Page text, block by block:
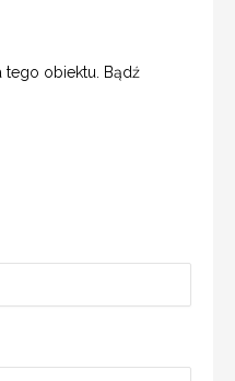
tego obiektu. Bądź